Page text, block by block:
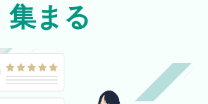
集まる